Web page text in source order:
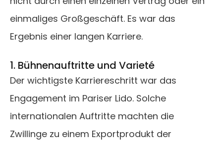
einmaliges Großgeschäft. Es war das
Ergebnis einer langen Karriere.
1. Bühnenauftritte und Varieté
Der wichtigste Karriereschritt war das
Engagement im Pariser Lido. Solche
internationalen Auftritte machten die
Zwillinge zu einem Exportprodukt der